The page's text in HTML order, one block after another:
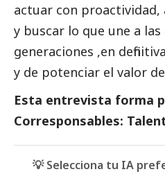
actuar con proactividad,
y buscar lo que une a
generaciones ,en
y de potenciar el valor
Esta entrevista forma
Corresponsables:
💡 Selecciona tu IA